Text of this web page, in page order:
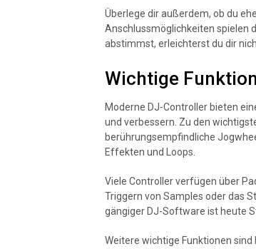
Überlege dir außerdem, ob du
Anschlussmöglichkeiten spielen
abstimmst, erleichterst du dir
Wichtige
Moderne DJ-Controller bieten
und verbessern. Zu den
berührungsempfindliche
Effekten und Loops.
Viele Controller verfügen über
Triggern von Samples oder das
gängiger DJ-Software ist heute
Weitere wichtige Funktionen